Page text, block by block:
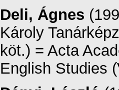
Deli, Ágnes
Károly
köt.) = Acta
English Studies